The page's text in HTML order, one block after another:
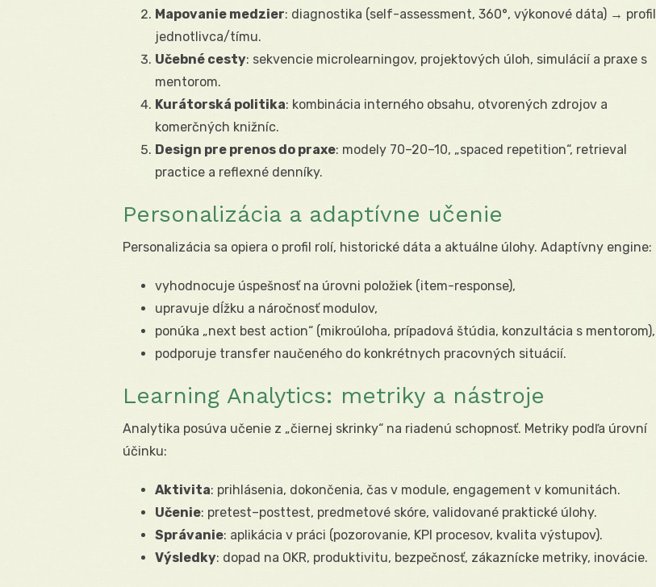
Mapovanie medzier: diagnostika (self-assessment, 360°, výkonové dáta) → profil
jednotlivca/tímu.
Učebné cesty: sekvencie microlearningov, projektových úloh, simulácií a praxe s
mentorom.
Kurátorská politika: kombinácia interného obsahu, otvorených zdrojov a
komerčných knižníc.
Design pre prenos do praxe: modely 70–20–10, „spaced repetition“, retrieval
practice a reflexné denníky.
Personalizácia a adaptívne učenie
Personalizácia sa opiera o profil rolí, historické dáta a aktuálne úlohy. Adaptívny engine:
vyhodnocuje úspešnosť na úrovni položiek (item-response),
upravuje dĺžku a náročnosť modulov,
ponúka „next best action“ (mikroúloha, prípadová štúdia, konzultácia s mentorom),
podporuje transfer naučeného do konkrétnych pracovných situácií.
Learning Analytics: metriky a nástroje
Analytika posúva učenie z „čiernej skrinky“ na riadenú schopnosť. Metriky podľa úrovní
účinku:
Aktivita: prihlásenia, dokončenia, čas v module, engagement v komunitách.
Učenie: pretest–posttest, predmetové skóre, validované praktické úlohy.
Správanie: aplikácia v práci (pozorovanie, KPI procesov, kvalita výstupov).
Výsledky: dopad na OKR, produktivitu, bezpečnosť, zákaznícke metriky, inovácie.